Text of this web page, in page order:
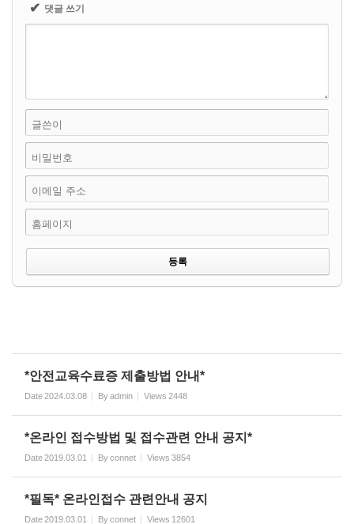
✔ 댓글 쓰기
글쓴이
비밀번호
이메일 주소
홈페이지
*안전교육수료증 제출방법 안내*
Date2024.03.08 Byadmin Views 2448
*온라인 접수방법 및 접수관련 안내 공지*
Date2019.03.01 Byconnet Views 3854
*필독* 온라인접수 관련안내 공지
Date2019.03.01 Byconnet Views 12601